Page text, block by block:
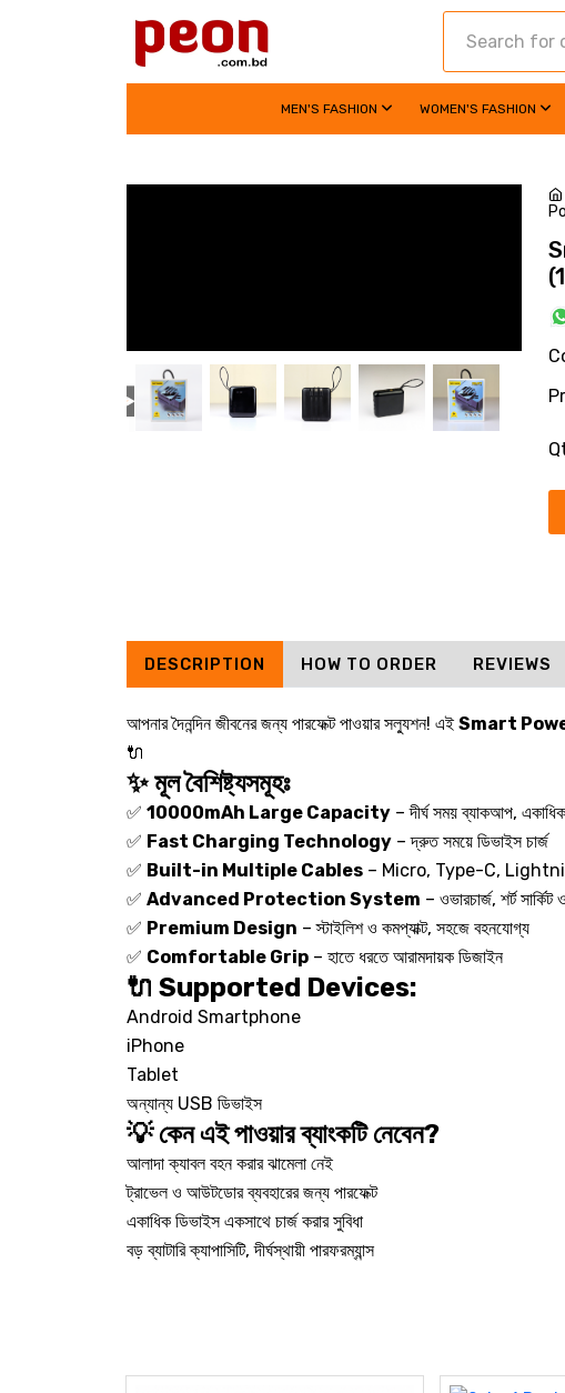
MEN'S FASHION WOMEN'S FASHION
DESCRIPTION HOW TO ORDER REVIEWS
আপনার দৈনন্দিন জীবনের জন্য পারফেক্ট পাওয়ার সল্যুশন! এই Smart
🔌
✨ মূল বৈশিষ্ট্যসমূহঃ
✅ 10000mAh Large Capacity – দীর্ঘ সময় ব্যাকআপ,
✅ Fast Charging Technology – দ্রুত সময়ে ডিভাইস চার্জ
✅ Built-in Multiple Cables – Micro, Type-C,
✅ Advanced Protection System – ওভারচার্জ, শর্ট
✅ Premium Design – স্টাইলিশ ও কমপ্যাক্ট, সহজে বহনযোগ্য
✅ Comfortable Grip – হাতে ধরতে আরামদায়ক ডিজাইন
🔌 Supported Devices:
Android Smartphone
iPhone
Tablet
অন্যান্য USB ডিভাইস
💡 কেন এই পাওয়ার ব্যাংকটি নেবেন?
আলাদা ক্যাবল বহন করার ঝামেলা নেই
ট্রাভেল ও আউটডোর ব্যবহারের জন্য পারফেক্ট
একাধিক ডিভাইস একসাথে চার্জ করার সুবিধা
বড় ব্যাটারি ক্যাপাসিটি, দীর্ঘস্থায়ী পারফরম্যান্স